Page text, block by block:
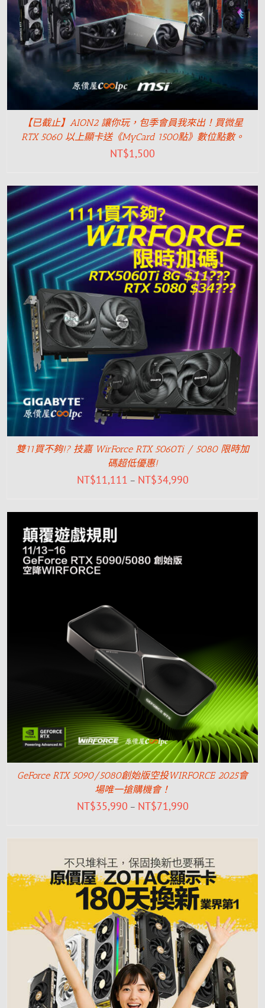
【已截止】AION2 讓你玩，包季會員我來出！買微星
RTX 5060 以上顯卡送《MyCard 1500點》數位點數。
NT$1,500
雙11買不夠!? 技嘉 WirForce RTX 5060Ti / 5080 限時加
碼超低優惠!
NT$11,111 – NT$34,990
GeForce RTX 5090/5080創始版空投WIRFORCE 2025會
場唯一搶購機會！
NT$35,990 – NT$71,990